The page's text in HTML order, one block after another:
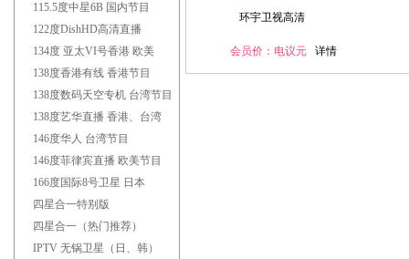
115.5度中星6B 国内节目
122度DishHD高清直播
134度 亚太VI号香港 欧美
138度香港有线 香港节目
138度数码天空专机 台湾节目
138度艺华直播 香港、台湾
146度华人 台湾节目
146度菲律宾直播 欧美节目
166度国际8号卫星 日本
四星合一特别版
四星合一（热门推荐）
IPTV 无锅卫星（日、韩）
环宇卫视高清
会员价：电议元 详情